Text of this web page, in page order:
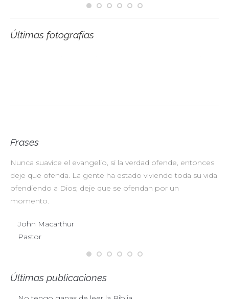
Últimas fotografías
Frases
Nunca suavice el evangelio, si la verdad ofende, entonces
deje que ofenda. La gente ha estado viviendo toda su vida
ofendiendo a Dios; deje que se ofendan por un
momento.
John Macarthur
Pastor
Últimas publicaciones